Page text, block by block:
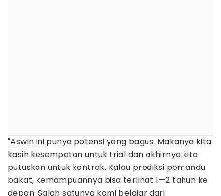
"Aswin ini punya potensi yang bagus. Makanya kita
kasih kesempatan untuk trial dan akhirnya kita
putuskan untuk kontrak. Kalau prediksi pemandu
bakat, kemampuannya bisa terlihat 1—2 tahun ke
depan. Salah satunya kami belajar dari